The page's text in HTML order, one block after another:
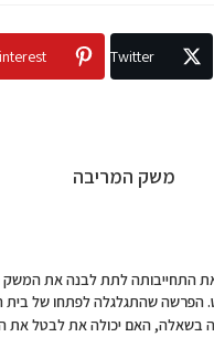
Twitter
משק המריבה
התחייבותה לתת לבנה את המשק
הפרשה שהתגלגלה לפתחו של בית
האם יכולה את לבטל את